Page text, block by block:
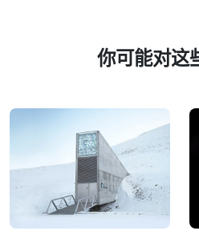
你可能对这